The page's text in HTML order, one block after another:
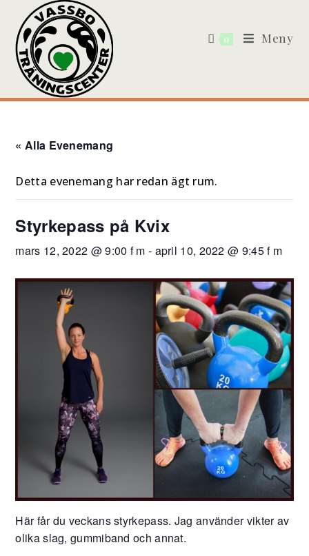
0 Meny
« Alla Evenemang
Detta evenemang har redan ägt rum.
Styrkepass på Kvix
mars 12, 2022 @ 9:00 f m - april 10, 2022 @ 9:45 f m
Här får du veckans styrkepass. Jag använder vikter av
olika slag, gummiband och annat.